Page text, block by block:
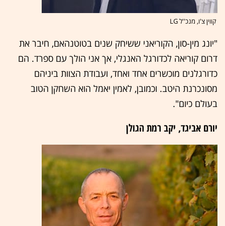
קווין צ'ו, מנכ''ל LG
"יונג מין-סון, הקוריאני ששיחק שנים בטוטנהאם, חיבר את
דרום קוריאה לכדורגל האנגלי, אך אני הולך עם ספרד. הם
כדורגלנים מוכשרים אחד ואחד, ועבודת הצוות ביניהם
מסונכרנת היטב. וכמובן, לאמין יאמל הוא השחקן הטוב
בעולם כיום".
יורם אביגד, יקב רמת הגולן